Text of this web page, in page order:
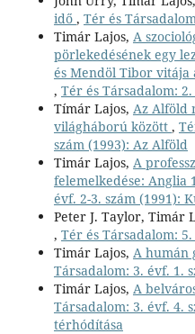
idő , Tér és
Timár Lajos, A
pörlekedésének egy
és Mendöl Tibor vitája
, Tér és Társadalom:
Tímár Lajos, Az Alföld
világháború között ,
szám (1993): Az Alföld
Timár Lajos, A
felemelkedése: Anglia
évf. 2-3. szám (1991):
Peter J. Taylor, Timár
, Tér és Társadalom:
Timár Lajos, A humán
Társadalom: 3. évf. 1.
Timár Lajos, A
Társadalom: 3. évf. 4.
térhódítása